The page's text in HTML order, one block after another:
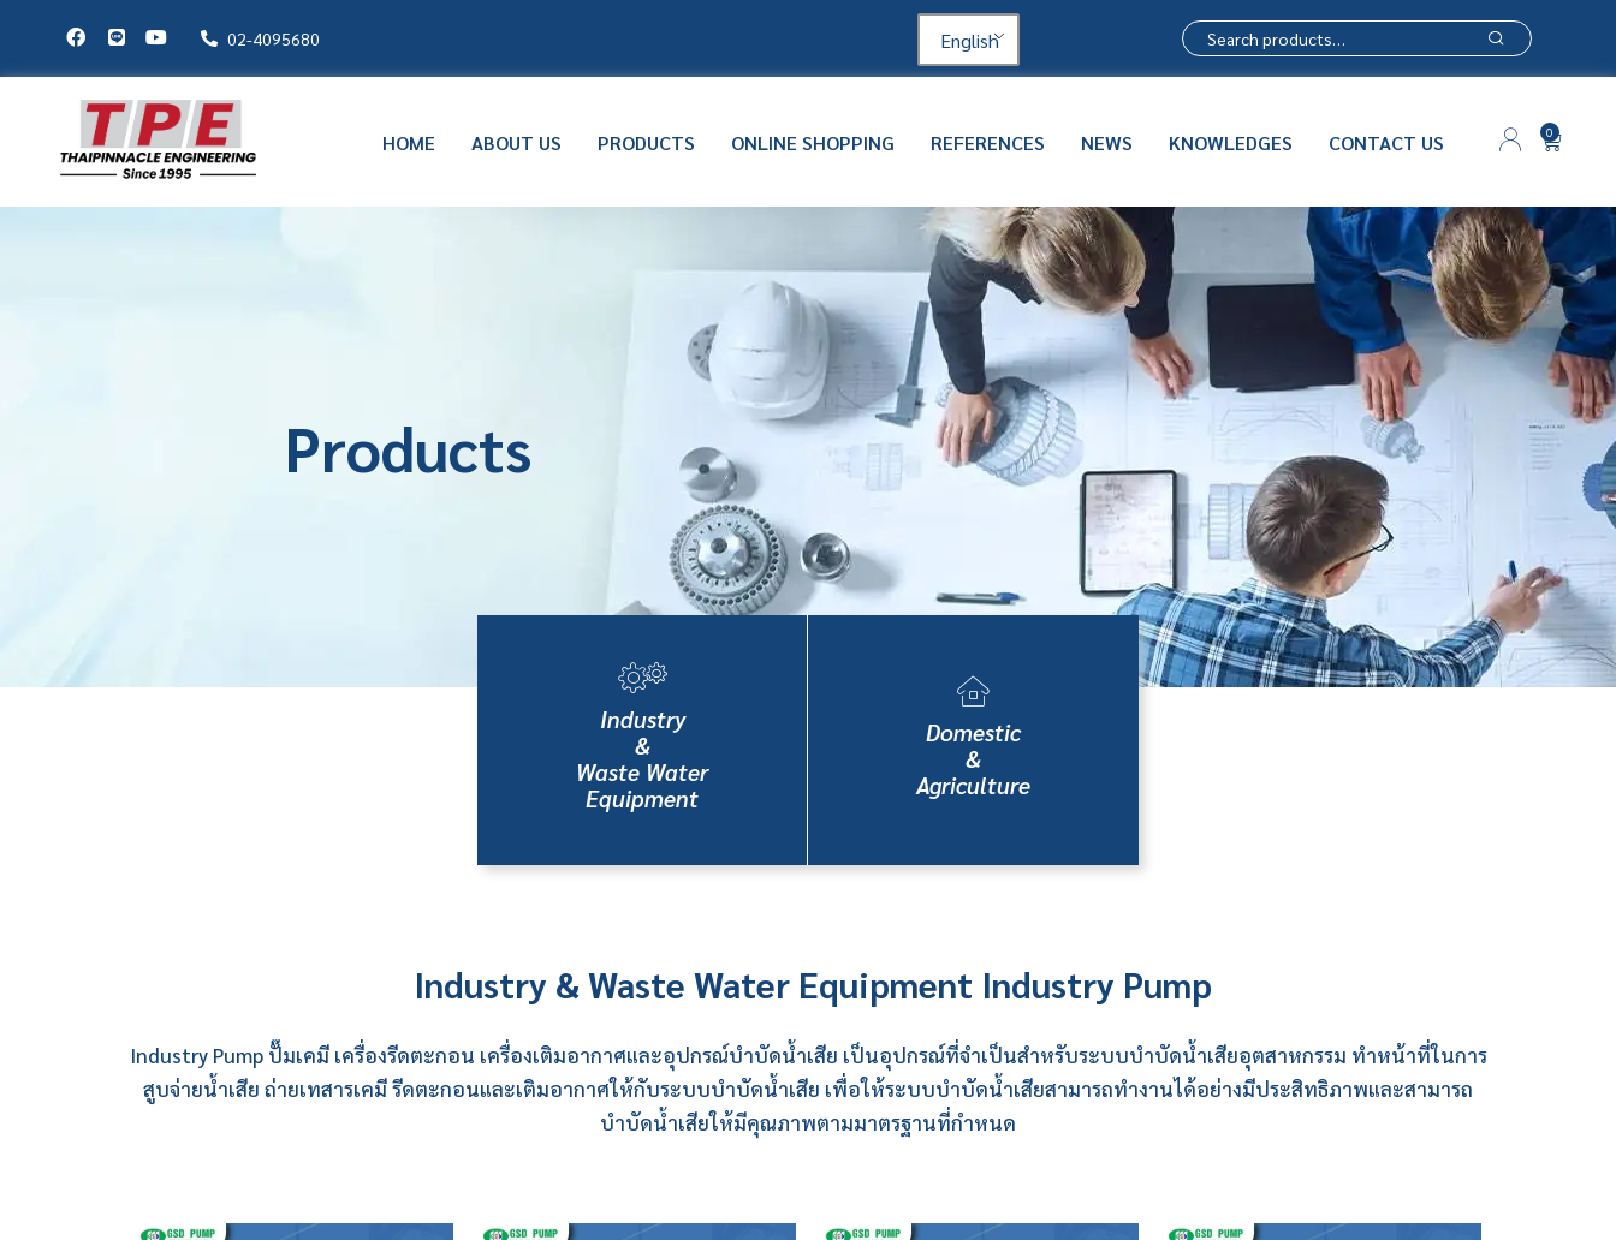
02-4095680 English
0
HOME ABOUT US PRODUCTS ONLINE SHOPPING REFERENCES NEWS KNOWLEDGES CONTACT US
Products
Industry
&
Waste Water
Equipment
Domestic
&
Agriculture
Industry & Waste Water Equipment Industry Pump
Industry Pump ปั๊มเคมีเครื่องรีดตะกอน เครื่องเติมอากาศและอุปกรณ์บำบัดน้ำเสีย เป็นอุปกรณ์ที่จำเป็นสำหรับระบบบำบัดน้ำเสียอุตสาหกรรม ทำหน้าที่ในการ
สูบจ่ายน้ำเสีย ถ่ายเทสารเคมี รีดตะกอนและเติมอากาศให้กับระบบบำบัดน้ำเสีย เพื่อให้ระบบบำบัดน้ำเสียสามารถทำงานได้อย่างมีประสิทธิภาพและสามารถ
บำบัดน้ำเสียให้มีคุณภาพตามมาตรฐานที่กำหนด